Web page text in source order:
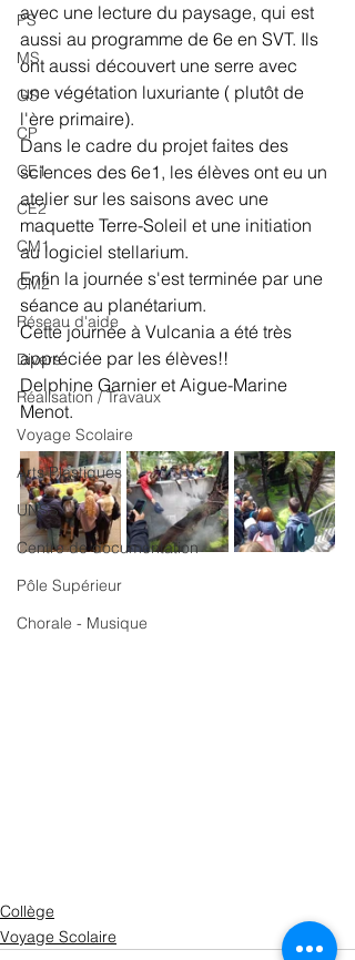
PS
MS
GS
CP
CE1
CE2
CM1
CM2
Réseau d'aide
Divers
Réalisation / Travaux
Voyage Scolaire
Arts Plastiques
UNSS
Centre de documentation
Pôle Supérieur
Chorale - Musique
avec une lecture du paysage, qui est
aussi au programme de 6e en SVT. Ils
ont aussi découvert une serre avec
une végétation luxuriante ( plutôt de
l'ère primaire).
Dans le cadre du projet faites des
sciences des 6e1, les élèves ont eu un
atelier sur les saisons avec une
maquette Terre-Soleil et une initiation
au logiciel stellarium.
Enfin la journée s'est terminée par une
séance au planétarium.
Cette journée à Vulcania a été très
appréciée par les élèves!!
Delphine Garnier et Aigue-Marine
Menot.
Collège
Voyage Scolaire